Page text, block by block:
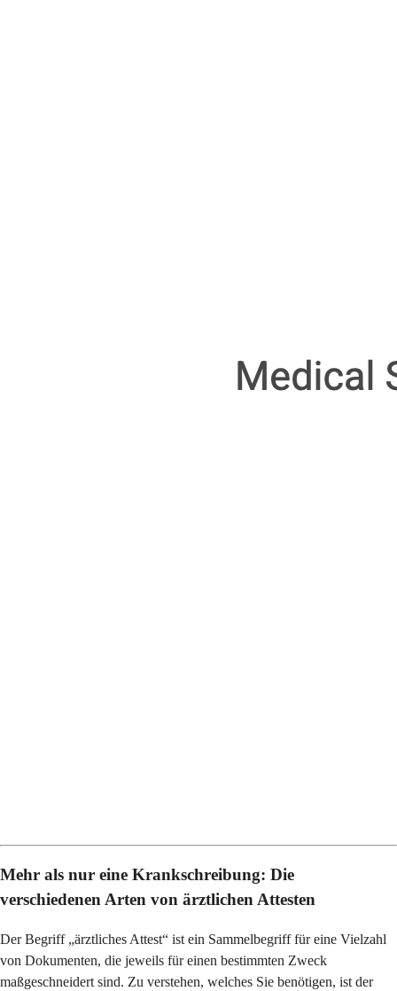
Mehr als nur eine Krankschreibung: Die
verschiedenen Arten von ärztlichen Attesten
Der Begriff „ärztliches Attest“ ist ein Sammelbegriff für eine Vielzahl
von Dokumenten, die jeweils für einen bestimmten Zweck
maßgeschneidert sind. Zu verstehen, welches Sie benötigen, ist der